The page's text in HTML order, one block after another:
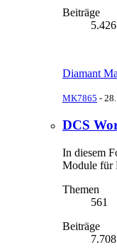
Beiträge
5.426
Diamant
MK7865 -
DCS
In diesem
Module für
Themen
561
Beiträge
7.708